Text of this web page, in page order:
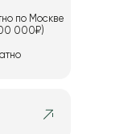
по Москве
000₽)